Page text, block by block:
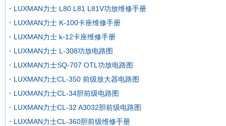
LUXMAN力士 L80 L81 L81V功放维修手册
LUXMAN力士 K-100卡座维修手册
LUXMAN力士 k-12卡座维修手册
LUXMAN力士 L-308功放电路图
LUXMAN力士SQ-707 OTL功放电路图
LUXMAN力士CL-350 前级放大器电路图
LUXMAN力士CL-34胆前级电路图
LUXMAN力士CL-32 A3032胆前级电路图
LUXMAN力士CL-360胆前级维修手册